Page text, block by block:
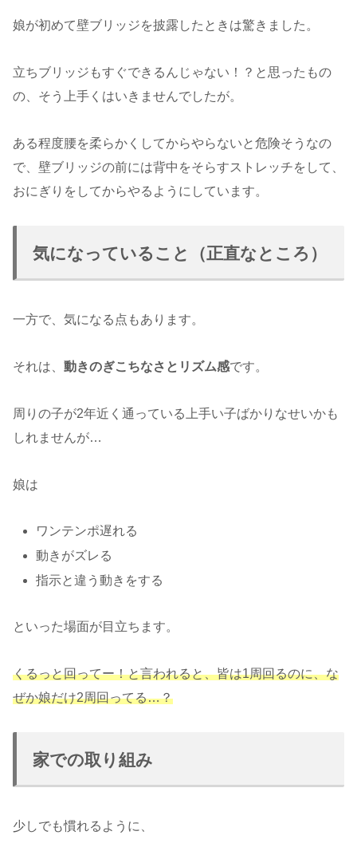
娘が初めて壁ブリッジを披露したときは驚きました。
立ちブリッジもすぐできるんじゃない！？と思ったもの
の、そう上手くはいきませんでしたが。
ある程度腰を柔らかくしてからやらないと危険そうなの
で、壁ブリッジの前には背中をそらすストレッチをして、
おにぎりをしてからやるようにしています。
気になっていること（正直なところ）
一方で、気になる点もあります。
それは、 動きのぎこちなさとリズム感です。
周りの子が2年近く通っている上手い子ばかりなせいかも
しれませんが…
娘は
ワンテンポ遅れる
動きがズレる
指示と違う動きをする
といった場面が目立ちます。
くるっと回ってー！と言われると、皆は1周回るのに、な
ぜか娘だけ2周回ってる…？
家での取り組み
少しでも慣れるように、